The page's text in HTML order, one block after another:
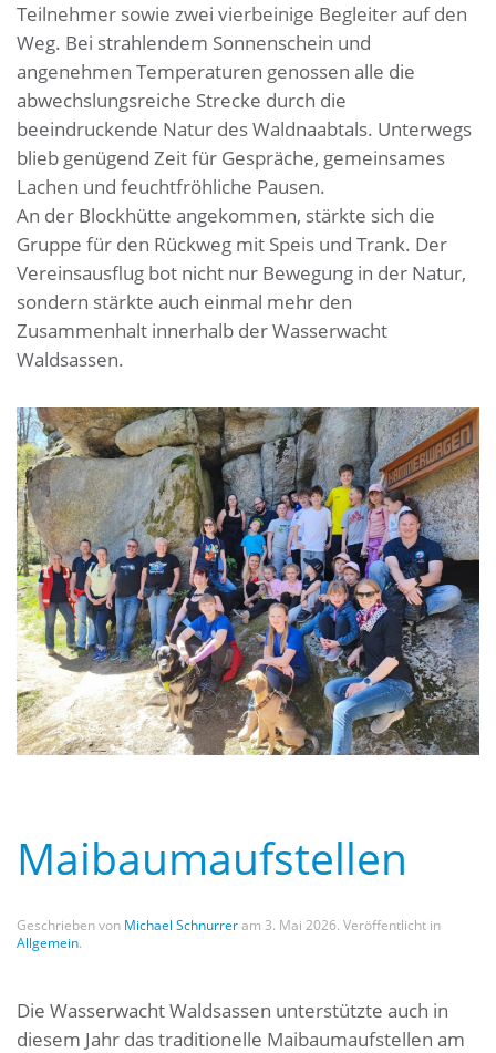
Teilnehmer sowie zwei vierbeinige Begleiter auf den
Weg. Bei strahlendem Sonnenschein und
angenehmen Temperaturen genossen alle die
abwechslungsreiche Strecke durch die
beeindruckende Natur des Waldnaabtals. Unterwegs
blieb genügend Zeit für Gespräche, gemeinsames
Lachen und feuchtfröhliche Pausen.
An der Blockhütte angekommen, stärkte sich die
Gruppe für den Rückweg mit Speis und Trank. Der
Vereinsausflug bot nicht nur Bewegung in der Natur,
sondern stärkte auch einmal mehr den
Zusammenhalt innerhalb der Wasserwacht
Waldsassen.
Maibaumaufstellen
Geschrieben von Michael Schnurreram 3. Mai 2026. Veröffentlicht in
Allgemein.
Die Wasserwacht Waldsassen unterstützte auch in
diesem Jahr das traditionelle Maibaumaufstellen am